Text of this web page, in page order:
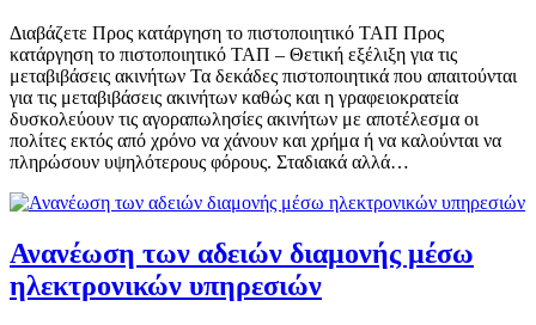
Διαβάζετε Προς κατάργηση το πιστοποιητικό ΤΑΠ Προς
κατάργηση το πιστοποιητικό ΤΑΠ – Θετική εξέλιξη για τις
μεταβιβάσεις ακινήτων Τα δεκάδες πιστοποιητικά που απαιτούνται
για τις μεταβιβάσεις ακινήτων καθώς και η γραφειοκρατεία
δυσκολεύουν τις αγοραπωλησίες ακινήτων με αποτέλεσμα οι
πολίτες εκτός από χρόνο να χάνουν και χρήμα ή να καλούνται να
πληρώσουν υψηλότερους φόρους. Σταδιακά αλλά…
Ανανέωση των αδειών διαμονής μέσω
ηλεκτρονικών υπηρεσιών